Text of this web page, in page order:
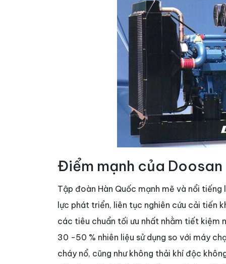
Điểm mạnh của Doosan
Tập đoàn Hàn Quốc mạnh mẽ và nổi
lực phát triển, liên tục nghiên cứu cải tiến
các tiêu chuẩn tối ưu nhất nhằm tiết kiệm
30 -50 % nhiên liệu sử dụng so với máy
cháy nổ, cũng như không thải khí độc